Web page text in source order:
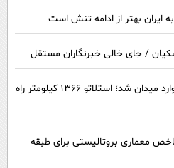
ایران بهتر از ادامه تنش است
/ جای خالی خبرنگاران مستقل
غول 586 اسب بخاری هواوی وارد میدان شد؛ استلاتو 1366 کیلومتر راه
معماری بروتالیستی برای طبقه